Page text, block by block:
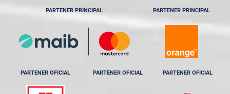
PARTENER PRINCIPAL PARTENER PRINCIPAL
PARTENER OFICIAL PARTENER OFICIAL PARTENER OFICIAL